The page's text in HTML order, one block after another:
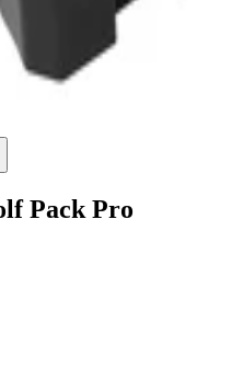
Pack Pro